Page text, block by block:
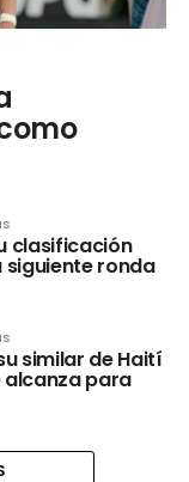
clasificación
siguiente ronda
similar de Haití
alcanza para